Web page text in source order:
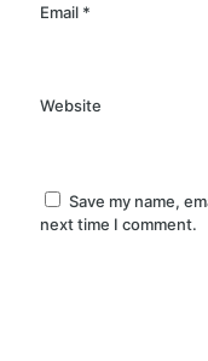
Email *
Website
Save my name,
next time I comment.